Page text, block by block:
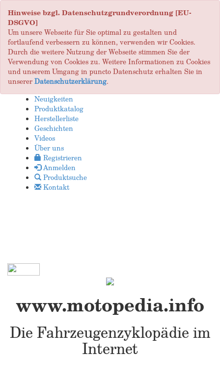
Hinweise bzgl. Datenschutzgrundverordnung [EU-
DSGVO]
Um unsere Webseite für Sie optimal zu gestalten und
fortlaufend verbessern zu können, verwenden wir Cookies.
Durch die weitere Nutzung der Webseite stimmen Sie der
Verwendung von Cookies zu. Weitere Informationen zu Cookies
und unserem Umgang in puncto Datenschutz erhalten Sie in
unsererDatenschutzerklärung.
Neuigkeiten
Produktkatalog
Herstellerliste
Geschichten
Videos
Über uns
Registrieren
Anmelden
Produktsuche
Kontakt
www.motopedia.info
Die Fahrzeugenzyklopädie im
Internet